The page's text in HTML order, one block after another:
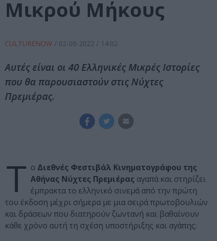
Μικρού Μήκους
CULTURENOW / 02-09-2022 / 14:02
Αυτές είναι οι 40 Ελληνικές Μικρές Ιστορίες
που θα παρουσιαστούν στις Νύχτες
Πρεμιέρας.
Τ ο Διεθνές Φεστιβάλ Κινηματογράφου της
Αθήνας Νύχτες Πρεμιέρας αγαπά και στηρίζει
έμπρακτα το ελληνικό σινεμά από την πρώτη
του έκδοση μέχρι σήμερα με μια σειρά πρωτοβουλιών
και δράσεων που διατηρούν ζωντανή και βαθαίνουν
κάθε χρόνο αυτή τη σχέση υποστήριξης και αγάπης: